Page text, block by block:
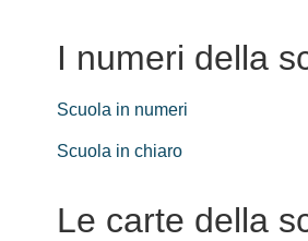
I numeri della
Scuola in numeri
Scuola in chiaro
Le carte della